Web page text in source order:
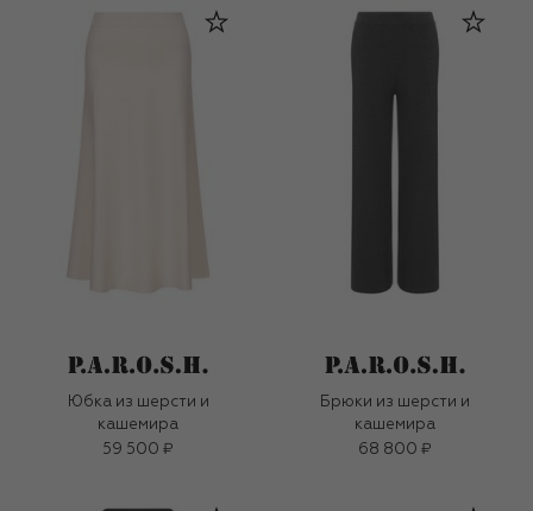
Юбка из шерсти и
кашемира
59 500 ₽
Брюки из шерсти и
кашемира
68 800 ₽